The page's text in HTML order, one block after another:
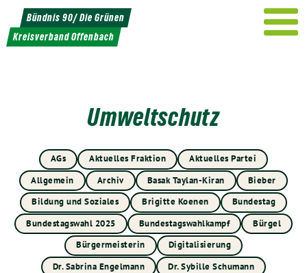
Weiter
zum
Inhalt
Bündnis 90/ Die Grünen
Kreisverband Offenbach
Umweltschutz
AGs Aktuelles Fraktion
Aktuelles Partei
Allgemein
Archiv Basak Taylan-Kiran
Bieber
Bildung und Soziales
Brigitte Koenen
Bundestag
Bundestagswahl 2025
Bundestagswahlkampf
Bürgel
Bürgermeisterin
Digitalisierung
Dr. Sabrina Engelmann
Dr. Sybille Schumann